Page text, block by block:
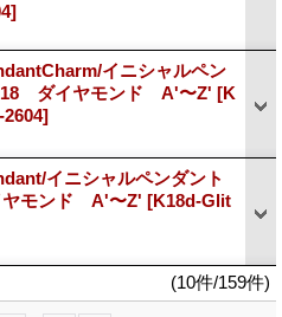
イニシャルペン
ダイヤモンド A'〜Z' [K
イニシャルペンダント
モンド A'〜Z' [K18d-Glit
(10件/159件)